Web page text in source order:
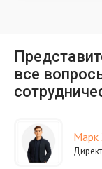
все
Марк